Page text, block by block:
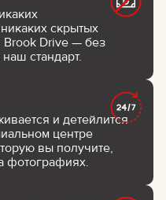
скрытых
Brook Drive — без
стандарт.
и детейлится
центре
вы получите,
фотографиях.